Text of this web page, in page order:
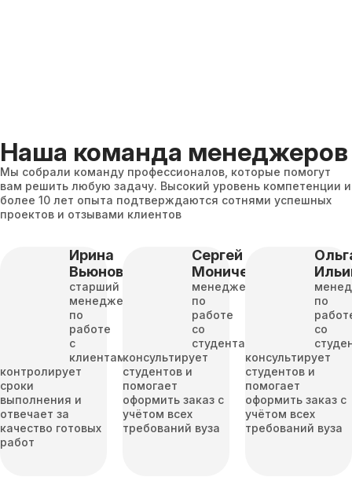
Наша команда менеджеров
Мы собрали команду профессионалов, которые помогут
вам решить любую задачу. Высокий уровень компетенции и
более 10 лет опыта подтверждаются сотнями успешных
проектов и отзывами клиентов
Ирина
Вьюнова
старший
менеджер
по
работе
с
клиентами
контролирует
сроки
выполнения и
отвечает за
качество готовых
работ
Сергей
Моничев
менеджер
по
работе
со
студентами
консультирует
студентов и
помогает
оформить заказ с
учётом всех
требований вуза
по
со
консультирует
студентов и
помогает
оформить заказ с
учётом всех
требований вуза